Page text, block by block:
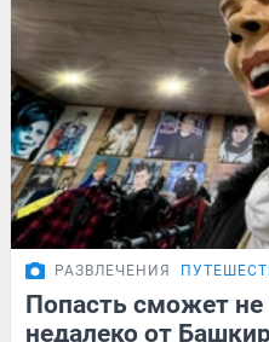
РАЗВЛЕЧЕНИЯ
Попасть сможет
недалеко от